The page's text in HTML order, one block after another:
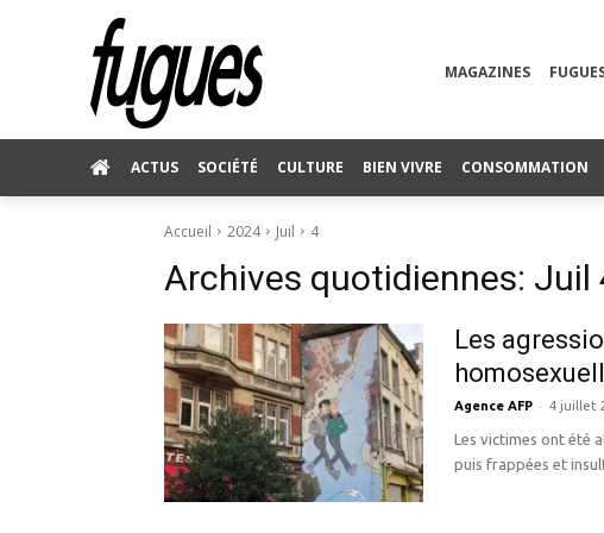
MAGAZINES
ACTUS SOCIÉTÉ CULTURE BIEN VIVRE CONSOMMATION
Accueil 2024 Juil 4
Archives quotidiennes: Juil
Les
Agence AFP - 4 juillet
Les victimes ont été
puis frappées et